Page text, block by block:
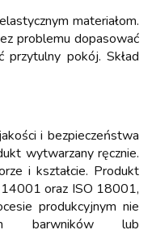
materiałom.
problemu dopasować
przytulny pokój. Skład
i bezpieczeństwa
wytwarzany ręcznie.
i kształcie. Produkt
oraz ISO 18001,
produkcyjnym nie
barwników lub